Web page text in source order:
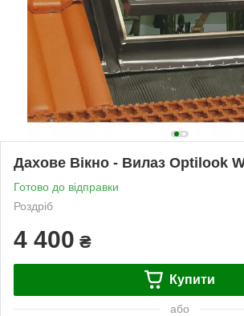
Дахове Вікно - Вилаз Optilook
Готово до відправки
Роздріб
4 400 ₴
Купити
або